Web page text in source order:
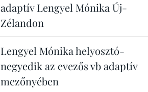
adaptív Lengyel Mónika Új-
Zélandon
Lengyel Mónika helyosztó-
negyedik az evezős vb adaptív
mezőnyében